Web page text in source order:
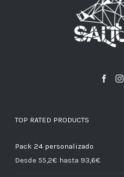
TOP RATED PRODUCTS
Pack 24 personalizado
Desde 55,2€ hasta 93,6€